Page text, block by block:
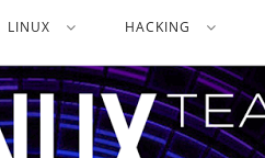
LINUX HACKING